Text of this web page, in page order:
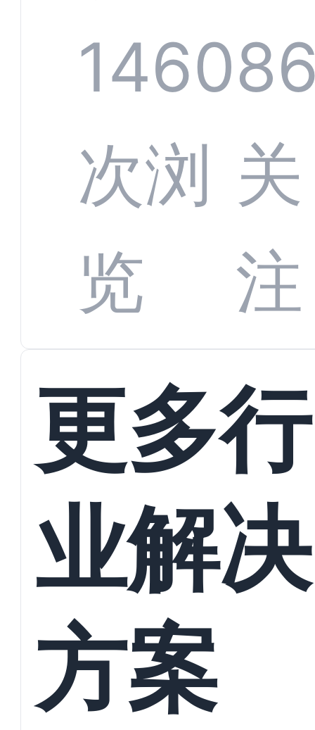
规模化
增长与
数字化
蜕变
服系统
全渠道
数据对
接
1460
次浏
览
关
注
更多行
业解决
方案